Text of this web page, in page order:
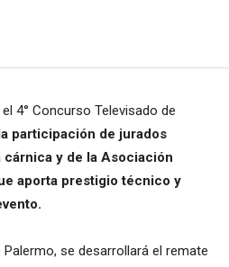
4° Concurso Televisado de
participación de jurados
y de la Asociación
aporta prestigio técnico y
se desarrollará el remate